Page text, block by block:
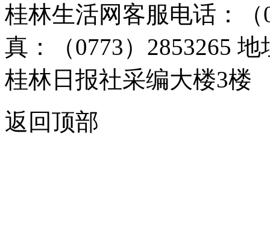
桂林生活网客服电话：（
真：（0773）2853265
桂林日报社采编大楼3楼
返回顶部